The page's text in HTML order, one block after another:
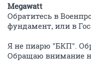
Megawatt
Обратитесь в
фундамент, или в
Я не пиарю "БКП".
Обращаю внимание